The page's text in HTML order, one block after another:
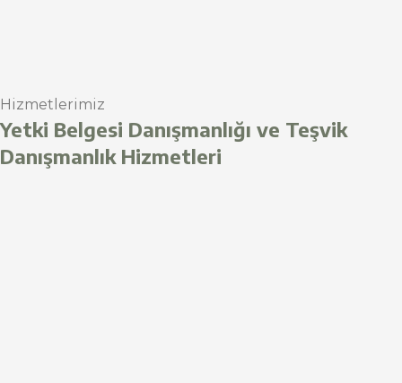
Hizmetlerimiz
Yetki Belgesi Danışmanlığı ve Teşvik
Danışmanlık Hizmetleri